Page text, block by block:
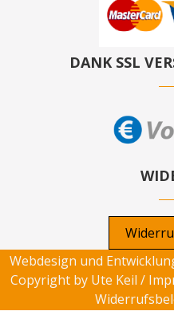
DANK SSL
Webdesign und
Copyright by Ute Keil /